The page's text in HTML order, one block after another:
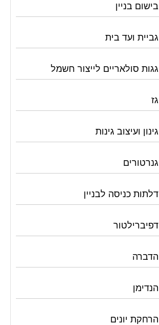
בישום בניין
גביית ועד בית
גגות סולאריים לייצור חשמל
גז
גינון ועיצוב גינות
גנרטורים
דלתות כניסה לבניין
דפיברילטור
הדברה
הנדימן
הרחקת יונים